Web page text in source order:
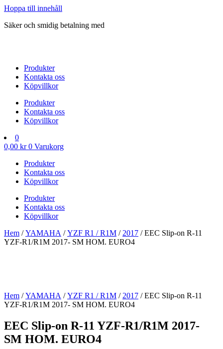
Hoppa till innehåll
Säker och smidig betalning med
Produkter
Kontakta oss
Köpvillkor
Produkter
Kontakta oss
Köpvillkor
0
0,00 kr 0 Varukorg
Produkter
Kontakta oss
Köpvillkor
Produkter
Kontakta oss
Köpvillkor
Hem /YAMAHA /YZF R1 / R1M / 2017 / EEC Slip-on R-11
YZF-R1/R1M 2017- SM HOM. EURO4
Hem /YAMAHA /YZF R1 / R1M / 2017 / EEC Slip-on R-11
YZF-R1/R1M 2017- SM HOM. EURO4
EEC Slip-on R-11 YZF-R1/R1M 2017-
SM HOM. EURO4